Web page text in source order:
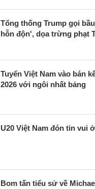
Tổng thống Trump gọi
hỗn độn', dọa trừng phạt
Tuyển Việt Nam vào bán
2026 với ngôi nhất bảng
U20 Việt Nam đón tin vui
Bom tấn tiểu sử về